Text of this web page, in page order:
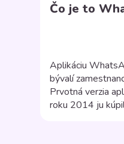
Čo je to
Aplikáciu
bývalí
Prvotná verzia
roku 2014 ju